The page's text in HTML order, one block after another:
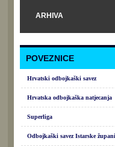
ARHIVA
POVEZNICE
Hrvatski odbojkaški savez
Hrvatska odbojkaška natjecanja
Superliga
Odbojkaški savez Istarske